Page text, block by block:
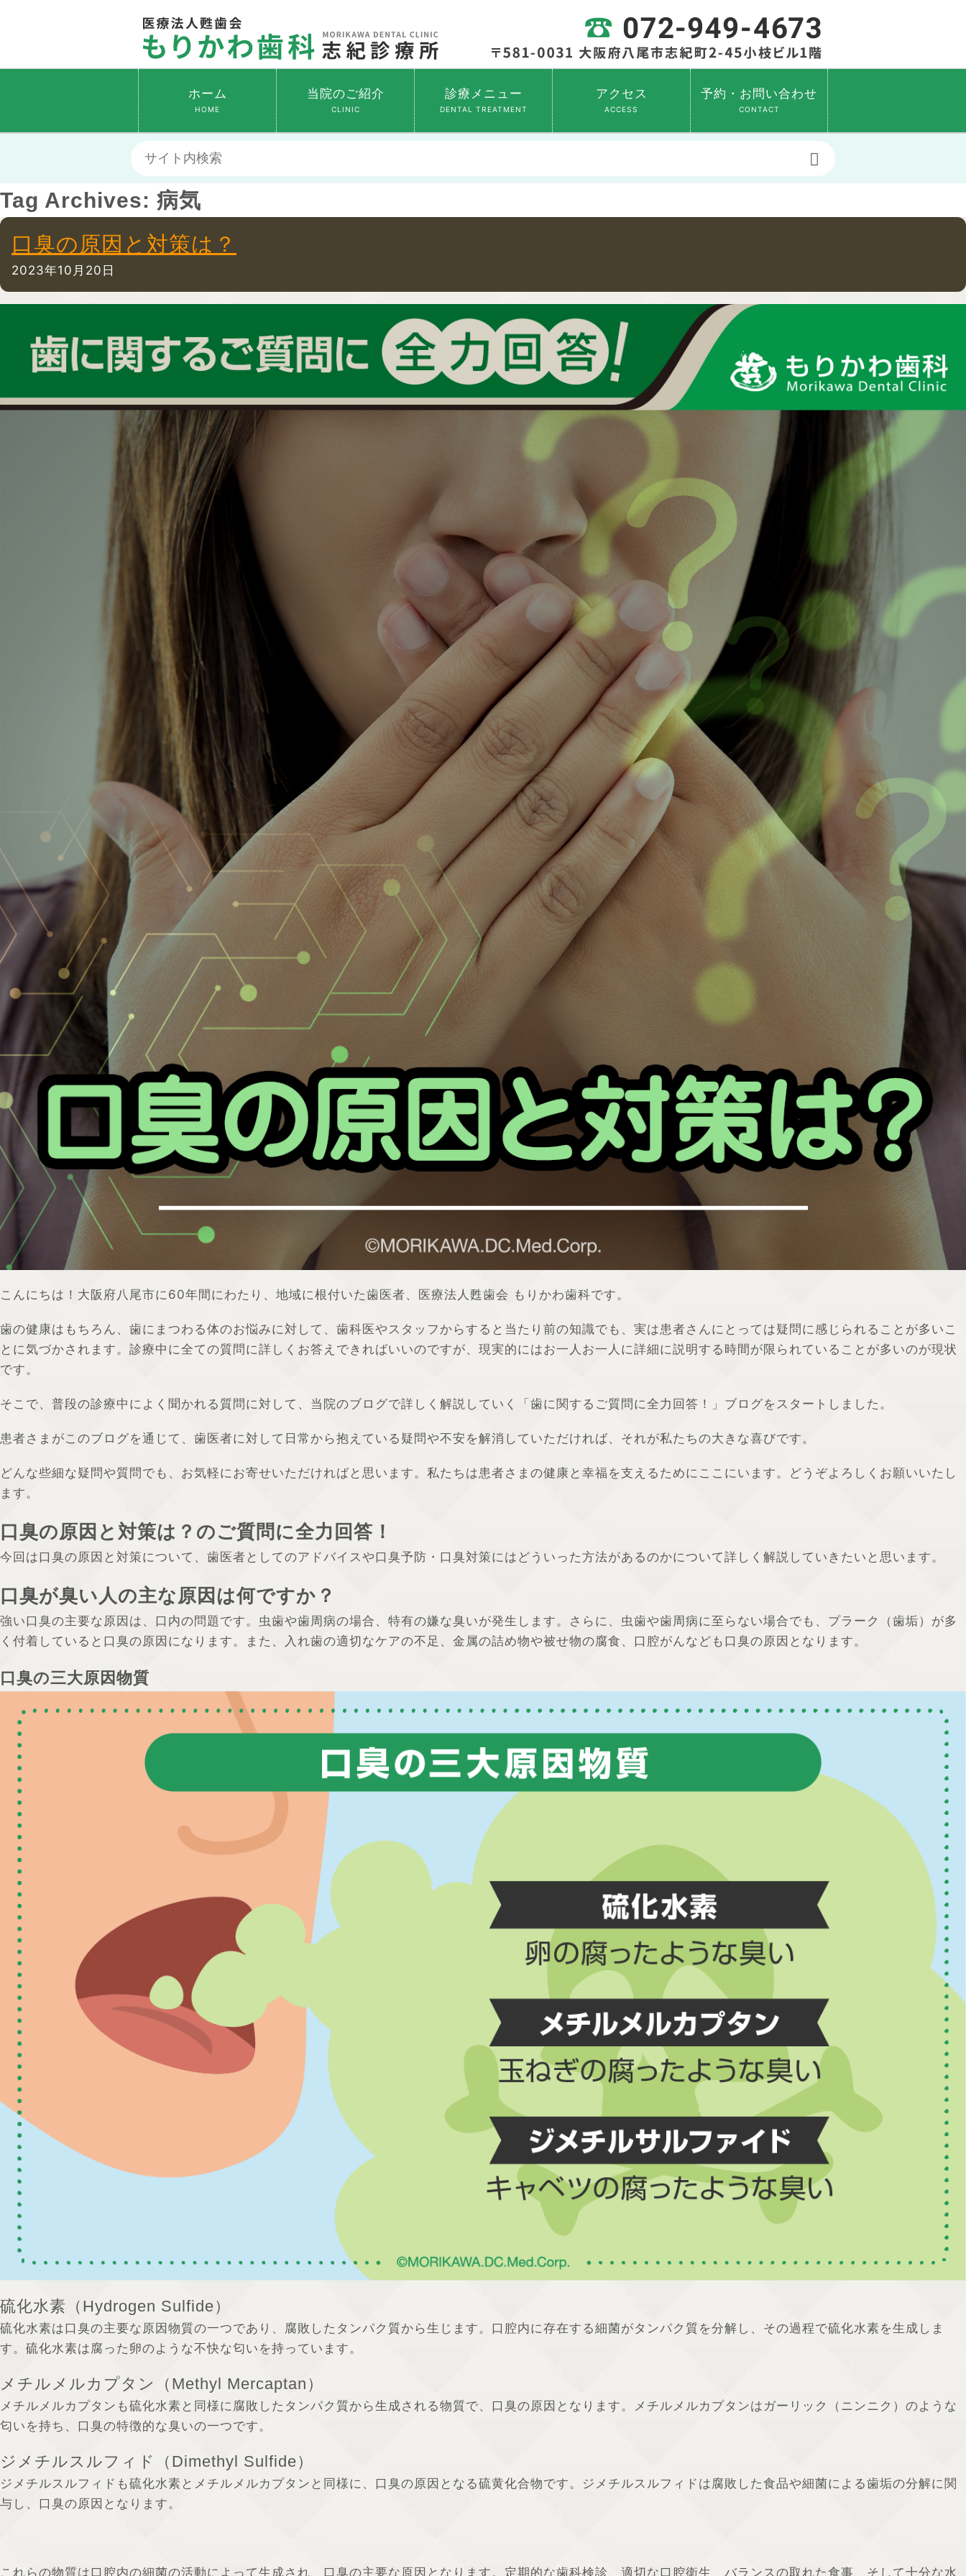
ホーム
HOME
当院のご紹介
CLINIC
診療メニュー
DENTAL TREATMENT
アクセス
ACCESS
予約・お問い合わせ
CONTACT
Tag Archives: 病気
口臭の原因と対策は？
2023年10月20日
こんにちは！大阪府八尾市に60年間にわたり、地域に根付いた歯医者、医療法人甦歯会 もりかわ歯科です。
歯の健康はもちろん、歯にまつわる体のお悩みに対して、歯科医やスタッフからすると当たり前の知識でも、実は患者さんにとっては疑問に感じられることが多いこ
とに気づかされます。診療中に全ての質問に詳しくお答えできればいいのですが、現実的にはお一人お一人に詳細に説明する時間が限られていることが多いのが現状
です。
そこで、普段の診療中によく聞かれる質問に対して、当院のブログで詳しく解説していく「歯に関するご質問に全力回答！」ブログをスタートしました。
患者さまがこのブログを通じて、歯医者に対して日常から抱えている疑問や不安を解消していただければ、それが私たちの大きな喜びです。
どんな些細な疑問や質問でも、お気軽にお寄せいただければと思います。私たちは患者さまの健康と幸福を支えるためにここにいます。どうぞよろしくお願いいたし
ます。
口臭の原因と対策は？のご質問に全力回答！
今回は口臭の原因と対策について、歯医者としてのアドバイスや口臭予防・口臭対策にはどういった方法があるのかについて詳しく解説していきたいと思います。
口臭が臭い人の主な原因は何ですか？
強い口臭の主要な原因は、口内の問題です。虫歯や歯周病の場合、特有の嫌な臭いが発生します。さらに、虫歯や歯周病に至らない場合でも、プラーク（歯垢）が多
く付着していると口臭の原因になります。また、入れ歯の適切なケアの不足、金属の詰め物や被せ物の腐食、口腔がんなども口臭の原因となります。
口臭の三大原因物質
硫化水素（Hydrogen Sulfide）
硫化水素は口臭の主要な原因物質の一つであり、腐敗したタンパク質から生じます。口腔内に存在する細菌がタンパク質を分解し、その過程で硫化水素を生成しま
す。硫化水素は腐った卵のような不快な匂いを持っています。
メチルメルカプタン（Methyl Mercaptan）
メチルメルカプタンも硫化水素と同様に腐敗したタンパク質から生成される物質で、口臭の原因となります。メチルメルカプタンはガーリック（ニンニク）のような
匂いを持ち、口臭の特徴的な臭いの一つです。
ジメチルスルフィド（Dimethyl Sulfide）
ジメチルスルフィドも硫化水素とメチルメルカプタンと同様に、口臭の原因となる硫黄化合物です。ジメチルスルフィドは腐敗した食品や細菌による歯垢の分解に関
与し、口臭の原因となります。
これらの物質は口腔内の細菌の活動によって生成され、口臭の主要な原因となります。定期的な歯科検診、適切な口腔衛生、バランスの取れた食事、そして十分な水